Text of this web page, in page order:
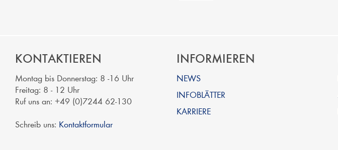
KONTAKTIEREN
Montag bis Donnerstag: 8 -16 Uhr
Freitag: 8 - 12 Uhr
Ruf uns an: +49 (0)7244 62-130
Schreib uns: Kontaktformular
INFORMIEREN
NEWS
INFOBLÄTTER
KARRIERE